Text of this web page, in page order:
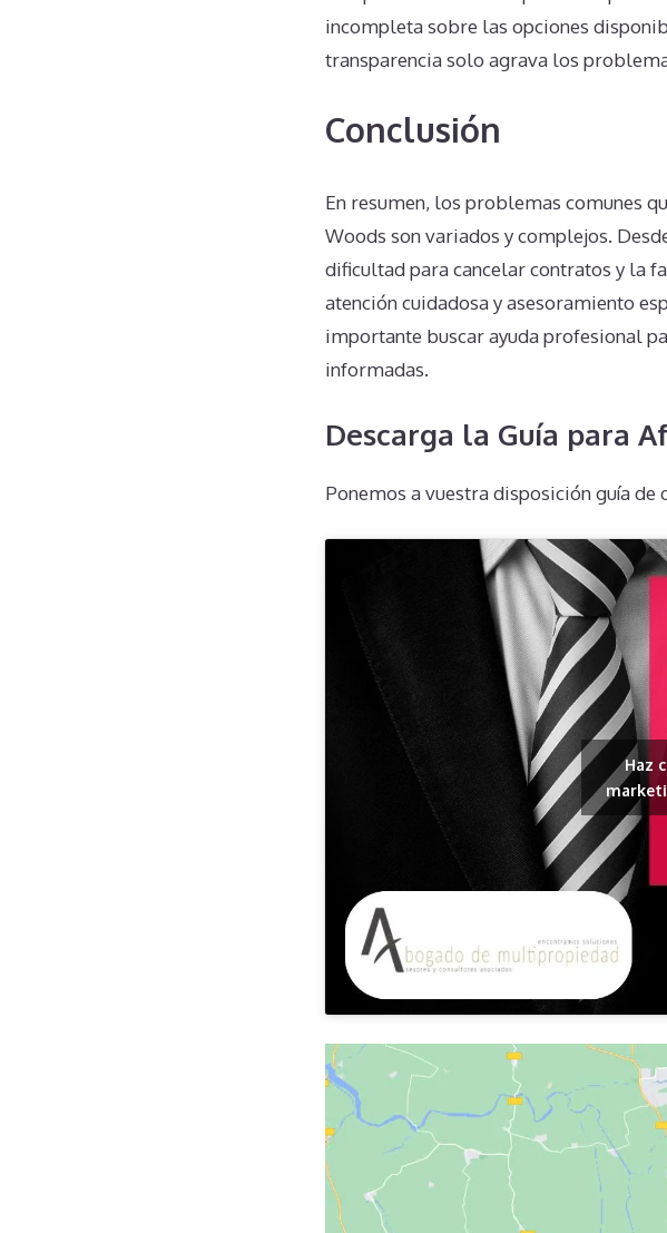
incompleta sobre las opciones
transparencia solo agrava los
Conclusión
En resumen, los problemas comunes
Woods son variados y complejos.
dificultad para cancelar contratos y la
atención cuidadosa y asesoramiento
importante buscar ayuda profesional
informadas.
Descarga la Guía para
Ponemos a vuestra disposición guía
Haz